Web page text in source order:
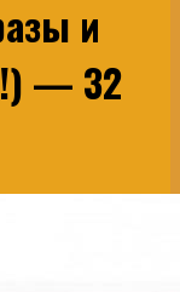
и
— 32